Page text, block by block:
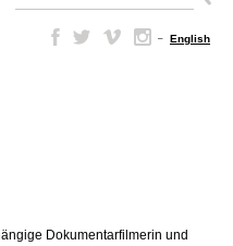
– English
Dokumentarfilmerin und